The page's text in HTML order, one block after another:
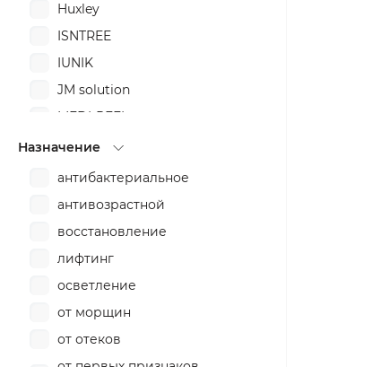
Huxley
ISNTREE
IUNIK
JM solution
MEDI-PEEL
Nacific
Petitfee&Koelf
Q+A
Назначение
антибактериальное
антивозрастной
восстановление
лифтинг
осветление
от морщин
от отеков